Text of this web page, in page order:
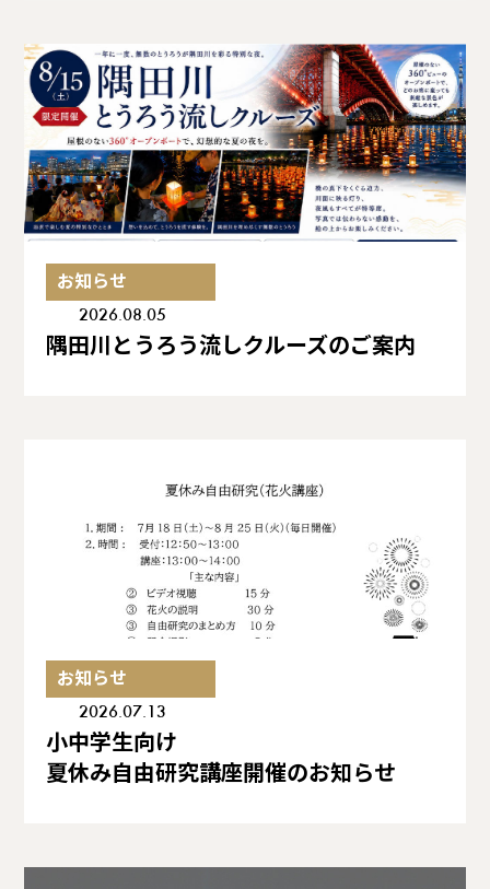
お知らせ
2026.08.05
隅田川とうろう流しクルーズのご案内
お知らせ
2026.07.13
小中学生向け
夏休み自由研究講座開催のお知らせ